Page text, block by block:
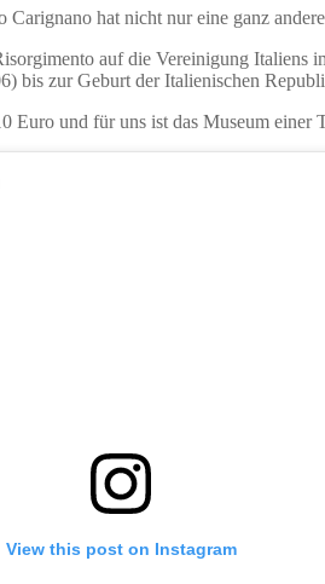
Carignano hat nicht nur eine ganz
auf die Vereinigung Italiens
bis zur Geburt der Italienischen
Euro und für uns ist das Museum
View this post on Instagram